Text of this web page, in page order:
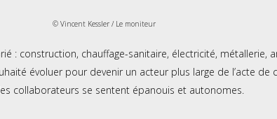
© Vincent Kessler / Le moniteur
: construction, chauffage-sanitaire, électricité, métallerie,
évoluer pour devenir un acteur plus large de l’acte
collaborateurs se sentent épanouis et autonomes.